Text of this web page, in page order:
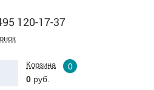
120-17-37
Корзина
0
0 руб.